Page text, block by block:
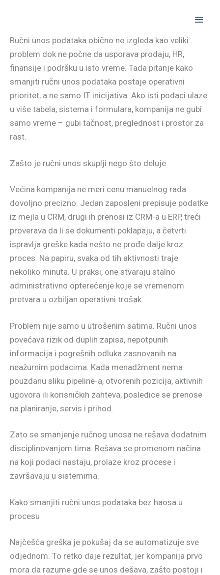
Ručni unos podataka obično ne izgleda kao veliki
problem dok ne počne da usporava prodaju, HR,
finansije i podršku u isto vreme. Tada pitanje kako
smanjiti ručni unos podataka postaje operativni
prioritet, a ne samo IT inicijativa. Ako isti podaci ulaze
u više tabela, sistema i formulara, kompanija ne gubi
samo vreme – gubi tačnost, preglednost i prostor za
rast.
Zašto je ručni unos skuplji nego što deluje
Većina kompanija ne meri cenu manuelnog rada
dovoljno precizno. Jedan zaposleni prepisuje podatke
iz mejla u CRM, drugi ih prenosi iz CRM-a u ERP, treći
proverava da li se dokumenti poklapaju, a četvrti
ispravlja greške kada nešto ne prođe dalje kroz
proces. Na papiru, svaka od tih aktivnosti traje
nekoliko minuta. U praksi, one stvaraju stalno
administrativno opterećenje koje se vremenom
pretvara u ozbiljan operativni trošak.
Problem nije samo u utrošenim satima. Ručni unos
povećava rizik od duplih zapisa, nepotpunih
informacija i pogrešnih odluka zasnovanih na
neažurnim podacima. Kada menadžment nema
pouzdanu sliku pipeline-a, otvorenih pozicija, aktivnih
ugovora ili korisničkih zahteva, posledice se prenose
na planiranje, servis i prihod.
Zato se smanjenje ručnog unosa ne rešava dodatnim
disciplinovanjem tima. Rešava se promenom načina
na koji podaci nastaju, prolaze kroz procese i
završavaju u sistemima.
Kako smanjiti ručni unos podataka bez haosa u
procesu
Najčešća greška je pokušaj da se automatizuje sve
odjednom. To retko daje rezultat, jer kompanija prvo
mora da razume gde se unos dešava, zašto postoji i